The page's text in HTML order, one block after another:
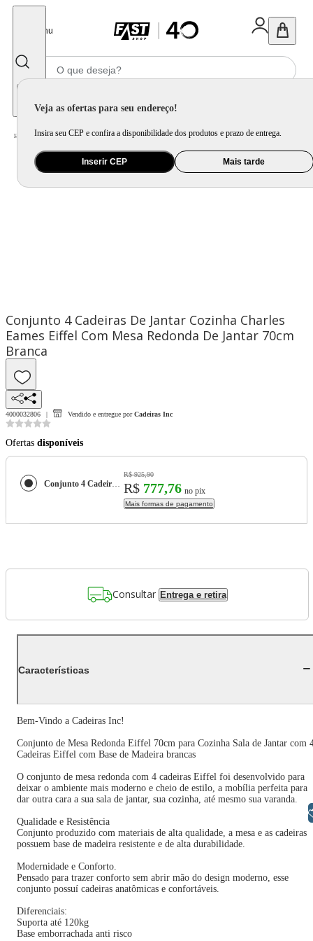
Menu
Veja as ofertas para seu endereço!
Insira seu CEP e confira a disponibilidade dos produtos e prazo de entrega.
Inserir CEP Mais tarde
Home Móveis e Decoração / Móveis para Sala de Jantar / Mesa de Jantar
Conjunto 4 Cadeiras De Jantar Cozinha Charles
Eames Eiffel Com Mesa Redonda De Jantar 70cm
Branca
4000032806 Vendido e entregue por Cadeiras Inc
Ofertas disponíveis
Conjunto 4 Cadeiras De Jantar Cozinha Charles Eames Eiffel Com Mesa Redonda De Jantar 70cm Branca
R$ 925,90
R$ 777,76 no pix
Mais formas de pagamento
Consultar Entrega e retira
Características
Bem-Vindo a Cadeiras Inc!
Conjunto de Mesa Redonda Eiffel 70cm para Cozinha Sala de Jantar com
Cadeiras Eiffel com Base de Madeira brancas
O conjunto de mesa redonda com 4 cadeiras Eiffel foi desenvolvido para
deixar o ambiente mais moderno e cheio de estilo, a mobília perfeita para
dar outra cara a sua sala de jantar, sua cozinha, até mesmo sua varanda.
Qualidade e Resistência
Conjunto produzido com materiais de alta qualidade, a mesa e as cadeiras
possuem base de madeira resistente e de alta durabilidade.
Modernidade e Conforto.
Pensado para trazer conforto sem abrir mão do design moderno, esse
conjunto possuí cadeiras anatômicas e confortáveis.
Diferenciais:
Suporta até 120kg
Base emborrachada anti risco